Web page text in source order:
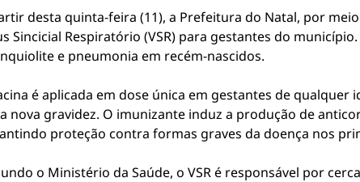
desta quinta-feira (11), a Prefeitura do Natal, por
Sincicial Respiratório (VSR) para gestantes do
e pneumonia em recém-nascidos.
é aplicada em dose única em gestantes de
nova gravidez. O imunizante induz a produção de
proteção contra formas graves da doença nos
o Ministério da Saúde, o VSR é responsável por